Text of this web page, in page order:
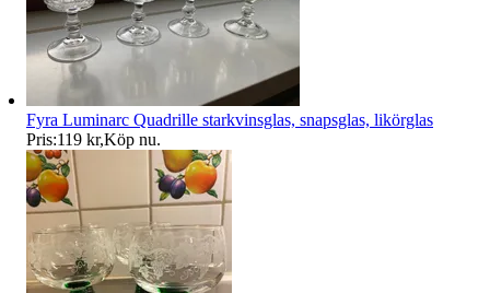
Fyra Luminarc Quadrille starkvinsglas, snapsglas, likörglas
Pris:119 kr,Köp nu.